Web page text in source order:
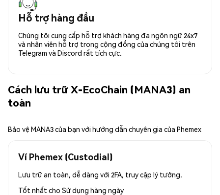
Hỗ trợ hàng đầu
Chúng tôi cung cấp hỗ trợ khách hàng đa ngôn ngữ 24x7
và nhân viên hỗ trợ trong cộng đồng của chúng tôi trên
Telegram và Discord rất tích cực.
Cách lưu trữ X-EcoChain (MANA3) an
toàn
Bảo vệ MANA3 của bạn với hướng dẫn chuyên gia của Phemex
Ví Phemex (Custodial)
Lưu trữ an toàn, dễ dàng với 2FA, truy cập lý tưởng.
Tốt nhất cho Sử dụng hàng ngày